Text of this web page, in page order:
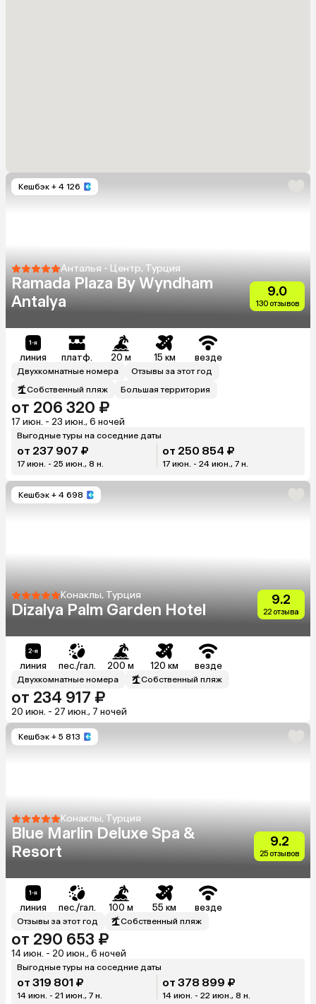
Кешбэк + 4 126
Анталья - Центр, Турция
Ramada Plaza By Wyndham
Antalya
9.0
130 отзывов
линия платф. 20 м 15 км везде
Двухкомнатные номера
Отзывы за этот год
Собственный пляж
Большая территория
от 206 320 ₽
17 июн. - 23 июн., 6 ночей
Выгодные туры на соседние даты
от 237 907 ₽
17 июн. - 25 июн., 8 н.
от 250 854 ₽
17 июн. - 24 июн., 7 н.
Кешбэк + 4 698
Конаклы, Турция
Dizalya Palm Garden Hotel
9.2
22 отзыва
линия пес./гал. 200 м 120 км везде
Двухкомнатные номера Собственный пляж
от 234 917 ₽
20 июн. - 27 июн., 7 ночей
Кешбэк + 5 813
Конаклы, Турция
Blue Marlin Deluxe Spa &
Resort
9.2
25 отзывов
линия пес./гал. 100 м 55 км везде
Отзывы за этот год Собственный пляж
от 290 653 ₽
14 июн. - 20 июн., 6 ночей
Выгодные туры на соседние даты
от 319 801 ₽
14 июн. - 21 июн., 7 н.
от 378 899 ₽
14 июн. - 22 июн., 8 н.